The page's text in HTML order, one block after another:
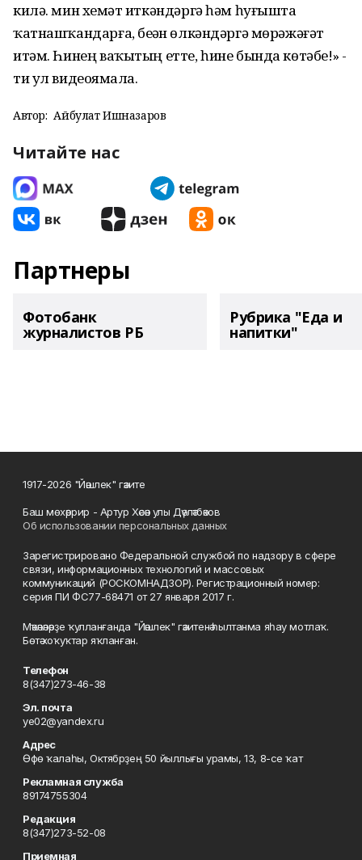
килә. мин хеҙмәт иткәндәргә һәм һуғышта
ҡатнашҡандарға, беҙҙән өлкәндәргә мөрәжәғәт
итәм. Һинең ваҡытың етте, һине бында көтәбеҙ!» -
ти ул видеояҙмала.
Автор: Айбулат Ишназаров
Читайте нас
Партнеры
Фотобанк
журналистов РБ
Рубрика "Еда и
напитки"
1917-2026 "Йәшлек" гәзите
Баш мөхәррир - Артур Хәсән улы Дәүләтбәков
Об использовании персональных данных
Зарегистрировано Федеральной службой по надзору в сфере
связи, информационных технологий и массовых
коммуникаций (РОСКОМНАДЗОР). Регистрационный номер:
серия ПИ ФС77-68471 от 27 января 2017 г.
Мәҡәләләрҙе ҡулланғанда "Йәшлек" гәзитенә һылтанма яһау мотлаҡ.
Бөтә хоҡуҡтар яҡланған.
Телефон
8(347)273-46-38
Эл. почта
ye02@yandex.ru
Адрес
Өфө ҡалаһы, Октябрҙең 50 йыллығы урамы, 13, 8-се ҡат
Рекламная служба
89174755304
Редакция
8(347)273-52-08
Приемная